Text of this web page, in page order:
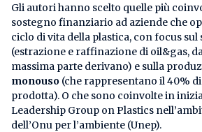
Gli autori hanno scelto quelle più
sostegno finanziario ad aziende che
ciclo di vita della plastica, con focus sul
(estrazione e raffinazione di oil&gas,
massima parte derivano) e sulla
monouso (che rappresentano il 40%
prodotta). O che sono coinvolte in
Leadership Group on Plastics
dell’Onu per l’ambiente (Unep).